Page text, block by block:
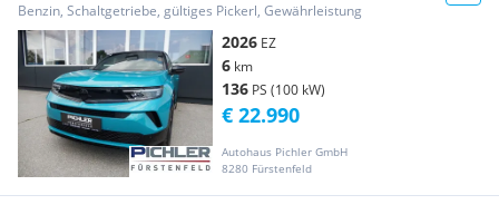
Benzin, Schaltgetriebe, gültiges Pickerl, Gewährleistung
2026 EZ
6 km
136 PS (100 kW)
Autohaus Pichler GmbH
8280 Fürstenfeld
€ 22.990